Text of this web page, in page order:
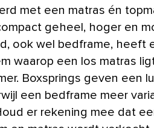
met een matras én
geheel, hoger en
ook wel bedframe, heeft
waarop een los matras
Boxsprings geven een
een bedframe meer
er rekening mee dat